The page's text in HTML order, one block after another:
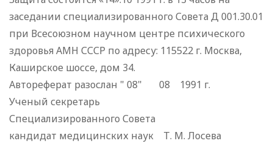
заседании специализированного Совета Д 001.30.01
при Всесоюзном научном центре психического
здоровья АМН СССР по адресу: 115522 г. Москва,
Каширское шоссе, дом 34.
Автореферат разослан " 08" 08 1991 г.
Ученый секретарь
Специализированного Совета
кандидат медицинских наук Т. М. Лосева